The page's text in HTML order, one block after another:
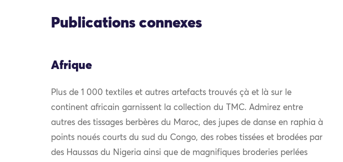
Publications connexes
Afrique
Plus de 1 000 textiles et autres artefacts trouvés çà et là sur le
continent africain garnissent la collection du TMC. Admirez entre
autres des tissages berbères du Maroc, des jupes de danse en raphia à
points noués courts du sud du Congo, des robes tissées et brodées par
des Haussas du Nigeria ainsi que de magnifiques broderies perlées